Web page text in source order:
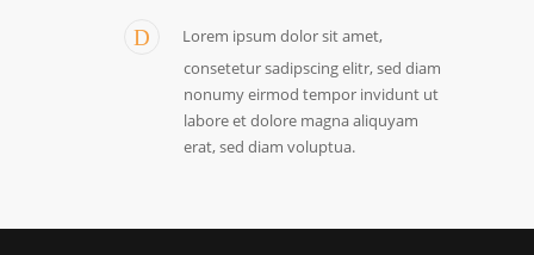
Lorem ipsum dolor sit amet,
consetetur sadipscing elitr, sed diam
nonumy eirmod tempor invidunt ut
labore et dolore magna aliquyam
erat, sed diam voluptua.